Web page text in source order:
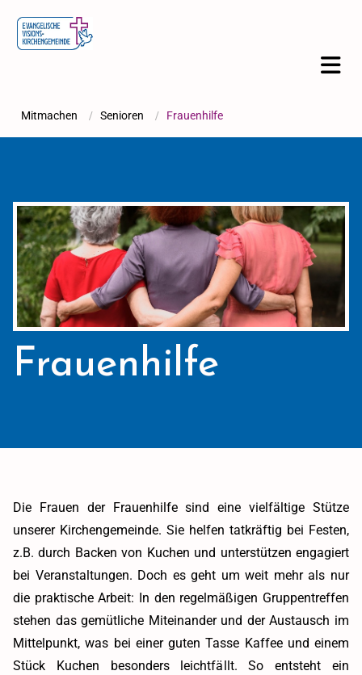
Mitmachen / Senioren / Frauenhilfe
Frauenhilfe
Die Frauen der Frauenhilfe sind eine vielfältige Stütze
unserer Kirchengemeinde. Sie helfen tatkräftig bei Festen,
z.B. durch Backen von Kuchen und unterstützen engagiert
bei Veranstaltungen. Doch es geht um weit mehr als nur
die praktische Arbeit: In den regelmäßigen Gruppentreffen
stehen das gemütliche Miteinander und der Austausch im
Mittelpunkt, was bei einer guten Tasse Kaffee und einem
Stück Kuchen besonders leichtfällt. So entsteht ein